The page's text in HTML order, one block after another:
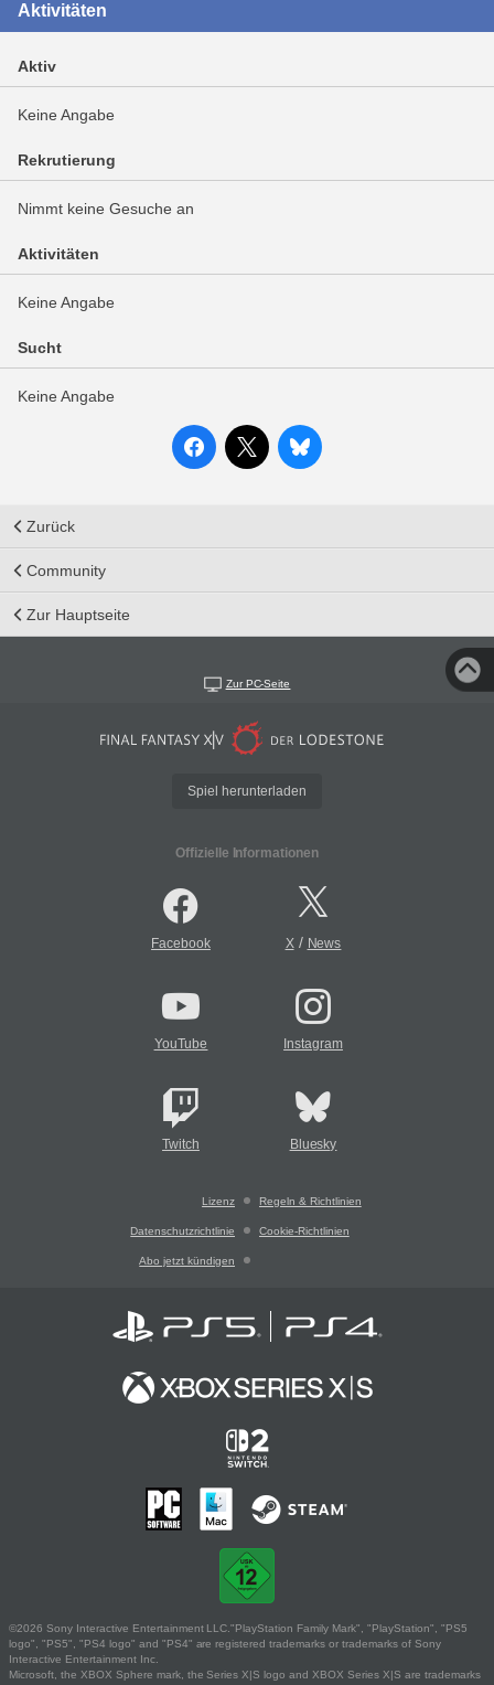
Aktivitäten
Aktiv
Keine Angabe
Rekrutierung
Nimmt keine Gesuche an
Aktivitäten
Keine Angabe
Sucht
Keine Angabe
Zurück
Community
Zur Hauptseite
Zur PC-Seite
Spiel herunterladen
Offizielle Informationen
Facebook X/ News
YouTube Instagram
Twitch Bluesky
Lizenz Regeln & Richtlinien
Datenschutzrichtlinie Cookie-Richtlinien
Abo jetzt kündigen
©2026 Sony Interactive Entertainment LLC."PlayStation Family Mark", "PlayStation", "PS5
logo", "PS5", "PS4 logo" and "PS4" are registered trademarks or trademarks of Sony
Interactive Entertainment Inc.
Microsoft, the XBOX Sphere mark, the Series X|S logo and XBOX Series X|S are trademarks